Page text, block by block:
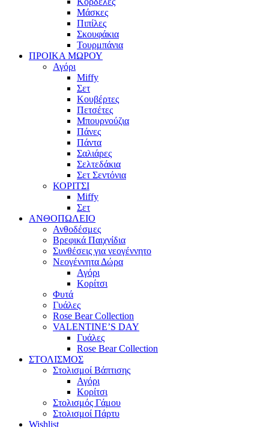
Μάσκες
Πιπίλες
Σκουφάκια
Τουρμπάνια
ΠΡΟΙΚΑ ΜΩΡΟΥ
Αγόρι
Miffy
Σετ
Κουβέρτες
Πετσέτες
Μπουρνούζια
Πάνες
Πάντα
Σαλιάρες
Σελτεδάκια
Σετ Σεντόνια
ΚΟΡΙΤΣΙ
Miffy
Σετ
ΑΝΘΟΠΩΛΕΙΟ
Ανθοδέσμες
Βρεφικά Παιχνίδια
Συνθέσεις για νεογέννητο
Νεογέννητα Δώρα
Αγόρι
Κορίτσι
Φυτά
Γυάλες
Rose Bear Collection
VALENTINE’S DAY
Γυάλες
Rose Bear Collection
ΣΤΟΛΙΣΜΟΣ
Στολισμοί Βάπτισης
Αγόρι
Κορίτσι
Στολισμός Γάμου
Στολισμοί Πάρτυ
Wishlist